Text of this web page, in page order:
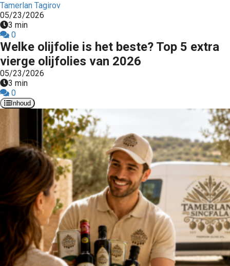
Tamerlan Tagirov
05/23/2026
3 min
0
Welke olijfolie is het beste? Top 5 extra
vierge olijfolies van 2026
05/23/2026
3 min
0
Inhoud